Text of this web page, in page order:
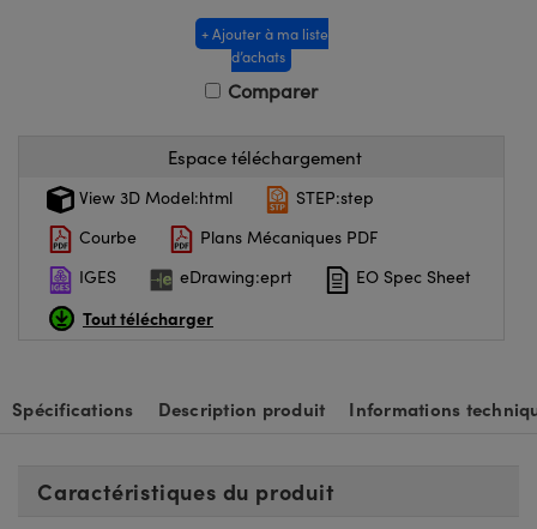
+ Ajouter à ma liste
d’achats
Comparer
Espace téléchargement
View 3D Model:html
STEP:step
Courbe
Plans Mécaniques PDF
IGES
eDrawing:eprt EO Spec Sheet
Tout télécharger
Spécifications Description produit Informations
Caractéristiques du produit